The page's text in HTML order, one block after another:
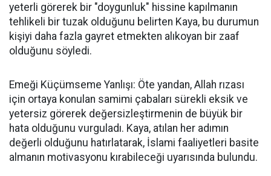
yeterli görerek bir "doygunluk" hissine kapılmanın
tehlikeli bir tuzak olduğunu belirten Kaya, bu durumun
kişiyi daha fazla gayret etmekten alıkoyan bir zaaf
olduğunu söyledi.
Emeği Küçümseme Yanlışı: Öte yandan, Allah rızası
için ortaya konulan samimi çabaları sürekli eksik ve
yetersiz görerek değersizleştirmenin de büyük bir
hata olduğunu vurguladı. Kaya, atılan her adımın
değerli olduğunu hatırlatarak, İslami faaliyetleri basite
almanın motivasyonu kırabileceği uyarısında bulundu.